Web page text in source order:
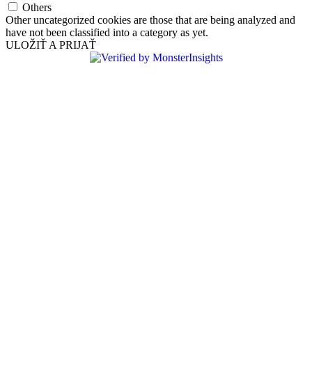
Others
Other uncategorized cookies are those that are being analyzed and
have not been classified into a category as yet.
ULOŽIŤ A PRIJAŤ